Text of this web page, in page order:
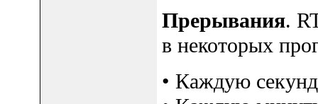
Прерывания.
в некоторых
• Каждую